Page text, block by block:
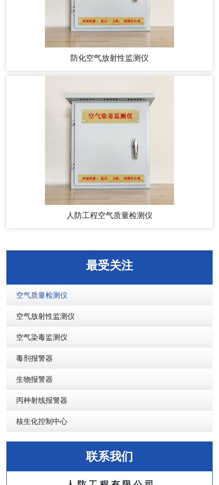
防化空气放射性监测仪
人防工程空气质量检测仪
最受关注
空气质量检测仪
空气放射性监测仪
空气染毒监测仪
毒剂报警器
生物报警器
丙种射线报警器
核生化控制中心
联系我们